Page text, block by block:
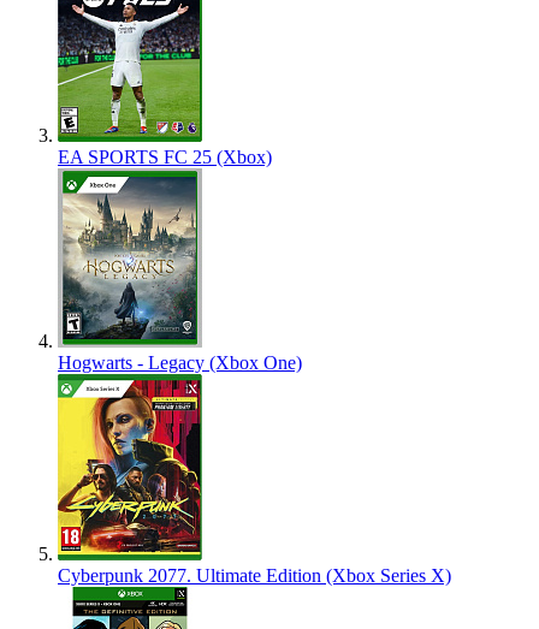
EA SPORTS FC 25 (Xbox)
Hogwarts - Legacy (Xbox One)
Cyberpunk 2077. Ultimate Edition (Xbox Series X)